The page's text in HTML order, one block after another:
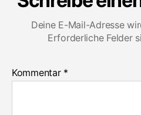
Deine E-Mail-Adresse
Erforderliche Felder
Kommentar *